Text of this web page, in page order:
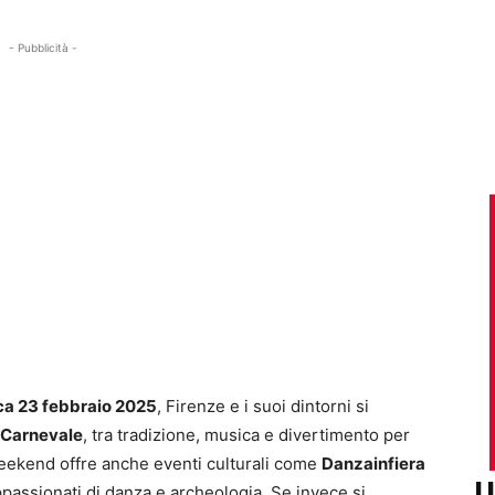
- Pubblicità -
23 febbraio 2025, Firenze e i suoi dintorni si
, tra tradizione, musica e divertimento per
offre anche eventi culturali come Danzainfiera